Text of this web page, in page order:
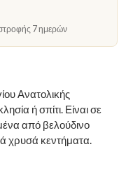
7 ημερών
Ανατολικής
ή σπίτι. Είναι σε
από βελούδινο
χρυσά κεντήματα.